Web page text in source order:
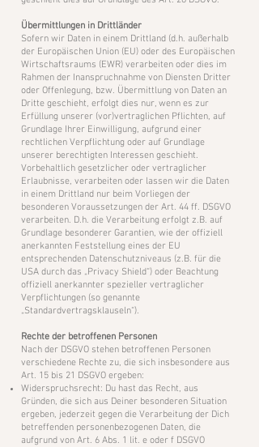
Übermittlungen in Drittländer
Sofern wir Daten in einem Drittland (d.h. außerhalb
der Europäischen Union (EU) oder des Europäischen
Wirtschaftsraums (EWR) verarbeiten oder dies im
Rahmen der Inanspruchnahme von Diensten Dritter
oder Offenlegung, bzw. Übermittlung von Daten an
Dritte geschieht, erfolgt dies nur, wenn es zur
Erfüllung unserer (vor)vertraglichen Pflichten, auf
Grundlage Ihrer Einwilligung, aufgrund einer
rechtlichen Verpflichtung oder auf Grundlage
unserer berechtigten Interessen geschieht.
Vorbehaltlich gesetzlicher oder vertraglicher
Erlaubnisse, verarbeiten oder lassen wir die Daten
in einem Drittland nur beim Vorliegen der
besonderen Voraussetzungen der Art. 44 ff. DSGVO
verarbeiten. D.h. die Verarbeitung erfolgt z.B. auf
Grundlage besonderer Garantien, wie der offiziell
anerkannten Feststellung eines der EU
entsprechenden Datenschutzniveaus (z.B. für die
USA durch das „Privacy Shield“) oder Beachtung
offiziell anerkannter spezieller vertraglicher
Verpflichtungen (so genannte
„Standardvertragsklauseln“).
Rechte der betroffenen Personen
Nach der DSGVO stehen betroffenen Personen
verschiedene Rechte zu, die sich insbesondere aus
Art. 15 bis 21 DSGVO ergeben:
Widerspruchsrecht: Du hast das Recht, aus
Gründen, die sich aus Deiner besonderen Situation
ergeben, jederzeit gegen die Verarbeitung der Dich
betreffenden personenbezogenen Daten, die
aufgrund von Art. 6 Abs. 1 lit. e oder f DSGVO